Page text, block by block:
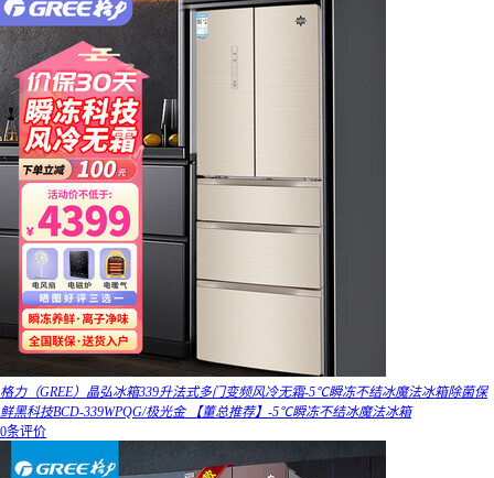
格力（GREE）晶弘冰箱339升法式多门变频风冷无霜-5℃瞬冻不结冰魔法冰箱除菌保
鲜黑科技BCD-339WPQG/极光金 【董总推荐】-5℃瞬冻不结冰魔法冰箱
0条评价